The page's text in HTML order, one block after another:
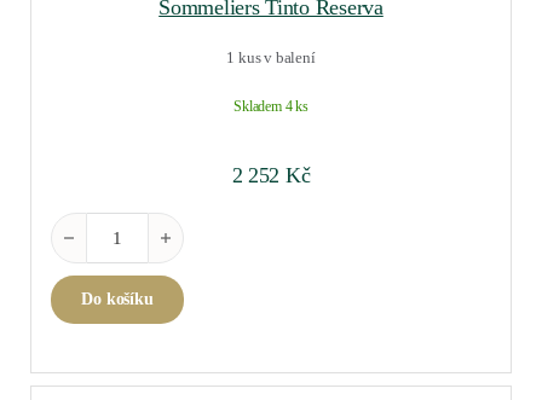
Sommeliers Tinto Reserva
1 kus v balení
Skladem 4 ks
2 252 Kč
Sommeliers Tinto Reserva množství
Do košíku